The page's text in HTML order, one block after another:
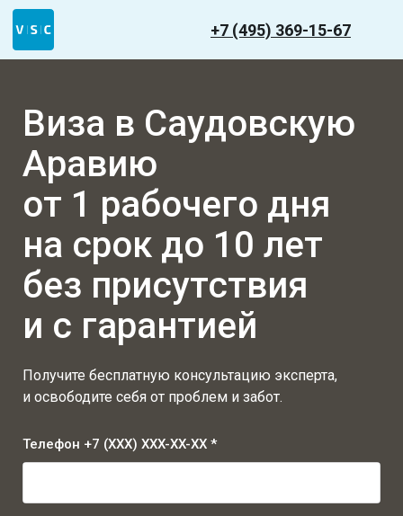
+7 (495) 369-15-67
Виза в Саудовскую
Аравию
от 1 рабочего дня
на срок до 10 лет
без присутствия
и с гарантией
Получите бесплатную консультацию эксперта,
и освободите себя от проблем и забот.
Телефон +7 (XXX) XXX-XX-XX *